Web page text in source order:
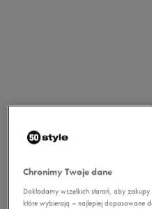
Chronimy Twoje dane
Dokładamy wszelkich starań, aby
które wybierają – najlepiej dopasowane